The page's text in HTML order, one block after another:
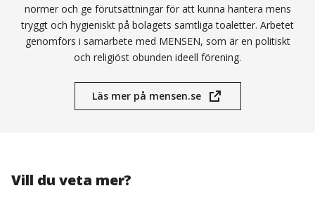
normer och ge förutsättningar för att kunna hantera mens
tryggt och hygieniskt på bolagets samtliga toaletter. Arbetet
genomförs i samarbete med MENSEN, som är en politiskt
och religiöst obunden ideell förening.
Läs mer på mensen.se
(öppnas
Vill du veta mer?